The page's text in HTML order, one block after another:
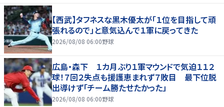
【西武】タフネスな黒木優太が「１位を目指して頑
張れるので」と意気込んで１軍に戻ってきた
2026/08/08 06:00野球
広島・森下 １カ月ぶり１軍マウンドで気迫１１２
球！７回２失点も援護恵まれず７敗目 最下位脱
出導けず「チーム勝たせたかった」
2026/08/08 06:00野球